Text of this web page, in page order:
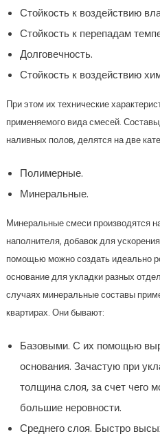
Стойкость к воздействию
Стойкость к перепадам
Долговечность.
Стойкость к воздействию
При этом их технические
применяемого вида смесей.
наливных полов, делятся на две
Полимерные.
Минеральные.
Минеральные смеси производятся
наполнителя, добавок для
помощью можно создать идеально
основание для укладки разных
случаях минеральные составы
квартирах. Они бывают:
Базовыми. С их помощью
основания. Зачастую при
толщина слоя, за счет чего
большие неровности.
Среднего слоя. Быстро